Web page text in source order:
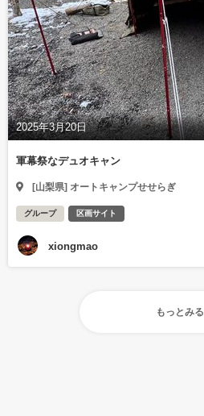
2025年3月20日
軍幕祭なデュオキャン
[山梨県] オートキャンプせせらぎ
グループ 区画サイト
xiongmao
もっとみる